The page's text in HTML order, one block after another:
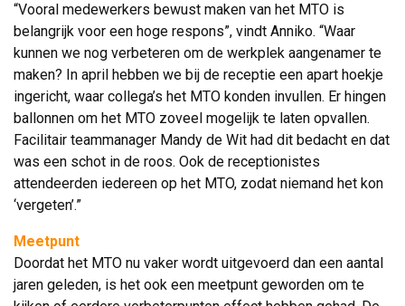
“Vooral medewerkers bewust maken van het MTO is
belangrijk voor een hoge respons”, vindt Anniko. “Waar
kunnen we nog verbeteren om de werkplek aangenamer te
maken? In april hebben we bij de receptie een apart hoekje
ingericht, waar collega’s het MTO konden invullen. Er hingen
ballonnen om het MTO zoveel mogelijk te laten opvallen.
Facilitair teammanager Mandy de Wit had dit bedacht en dat
was een schot in de roos. Ook de receptionistes
attendeerden iedereen op het MTO, zodat niemand het kon
‘vergeten’.”
Meetpunt
Doordat het MTO nu vaker wordt uitgevoerd dan een aantal
jaren geleden, is het ook een meetpunt geworden om te